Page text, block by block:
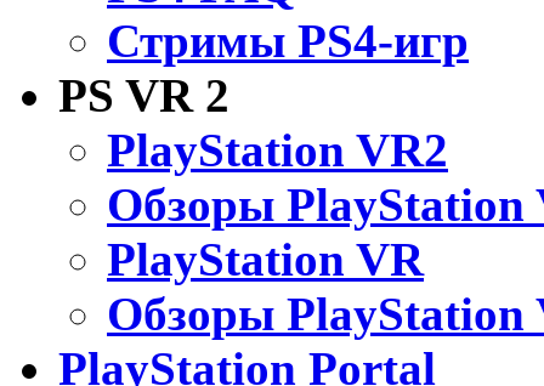
Стримы PS4-игр
PS VR 2
PlayStation VR2
Обзоры PlayStation
PlayStation VR
Обзоры PlayStation
PlayStation Portal